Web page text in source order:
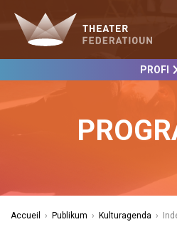
PROFI
Accueil › Publikum › Kulturagenda ›